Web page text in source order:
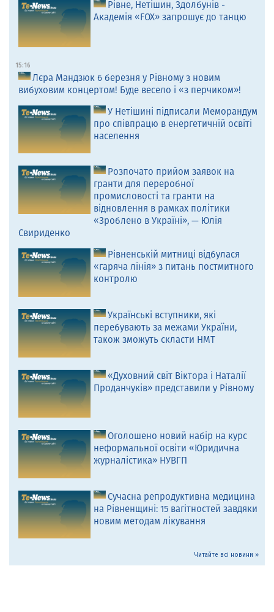
Рівне, Нетішин, Здолбунів -
Академія «FOX» запрошує до танцю
15:16
Лєра Мандзюк 6 березня у Рівному з новим
вибуховим концертом! Буде весело і «з перчиком»!
У Нетішині підписали Меморандум
про співпрацю в енергетичній освіті
населення
Розпочато прийом заявок на
гранти для переробної
промисловості та гранти на
відновлення в рамках політики
«Зроблено в Україні», — Юлія
Свириденко
Рівненській митниці відбулася
«гаряча лінія» з питань постмитного
контролю
Українські вступники, які
перебувають за межами України,
також зможуть скласти НМТ
«Духовний світ Віктора і Наталії
Проданчуків» представили у Рівному
Оголошено новий набір на курс
неформальної освіти «Юридична
журналістика» НУВГП
Сучасна репродуктивна медицина
на Рівненщині: 15 вагітностей завдяки
новим методам лікування
Читайте всі новини »